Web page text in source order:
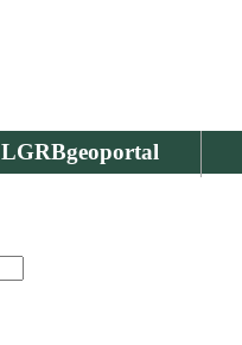
LGRBgeoportal